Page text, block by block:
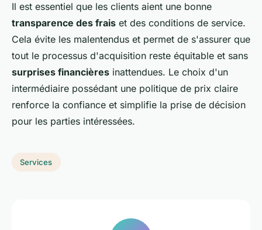
Il est essentiel que les clients aient une bonne
transparence des frais et des conditions de service.
Cela évite les malentendus et permet de s'assurer que
tout le processus d'acquisition reste équitable et sans
surprises financières inattendues. Le choix d'un
intermédiaire possédant une politique de prix claire
renforce la confiance et simplifie la prise de décision
pour les parties intéressées.
Services